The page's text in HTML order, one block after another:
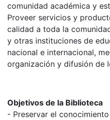
comunidad académica y
Proveer servicios y
calidad a toda la
y otras instituciones de
nacional e internacional,
organización y difusión de
Objetivos de la Biblioteca
- Preservar el conocimiento